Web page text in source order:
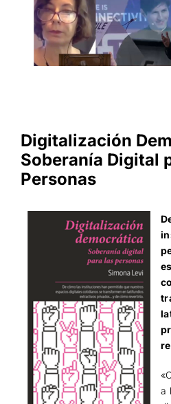
Digitalización
Soberanía Digital
Personas
a